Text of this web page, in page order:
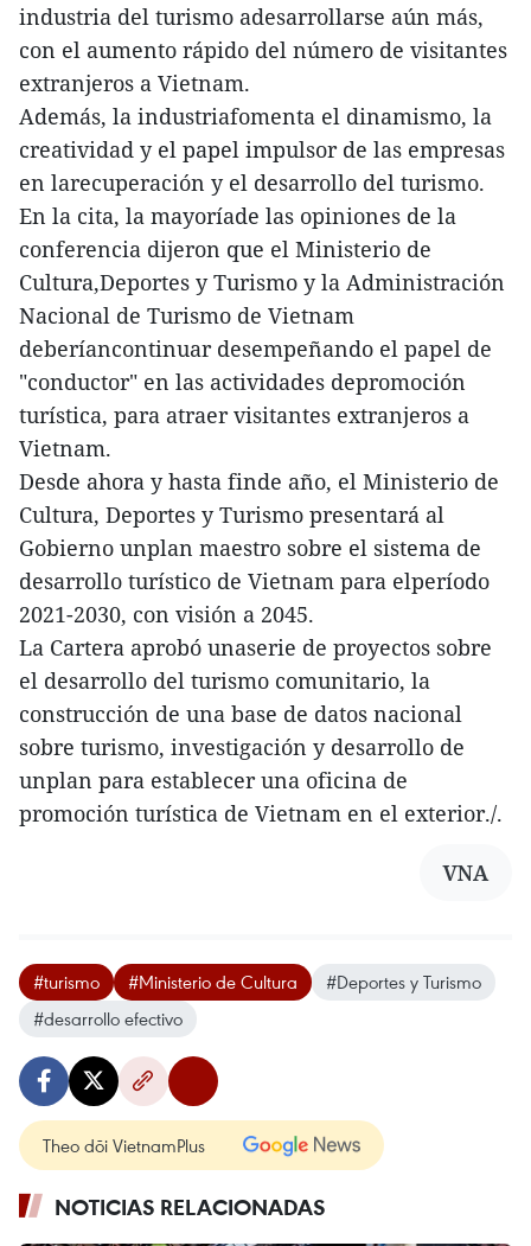
industria del turismo adesarrollarse aún más,
con el aumento rápido del número de visitantes
extranjeros a Vietnam.
Además, la industriafomenta el dinamismo, la
creatividad y el papel impulsor de las empresas
en larecuperación y el desarrollo del turismo.
En la cita, la mayoríade las opiniones de la
conferencia dijeron que el Ministerio de
Cultura,Deportes y Turismo y la Administración
Nacional de Turismo de Vietnam
deberíancontinuar desempeñando el papel de
"conductor" en las actividades depromoción
turística, para atraer visitantes extranjeros a
Vietnam.
Desde ahora y hasta finde año, el Ministerio de
Cultura, Deportes y Turismo presentará al
Gobierno unplan maestro sobre el sistema de
desarrollo turístico de Vietnam para elperíodo
2021-2030, con visión a 2045.
La Cartera aprobó unaserie de proyectos sobre
el desarrollo del turismo comunitario, la
construcción de una base de datos nacional
sobre turismo, investigación y desarrollo de
unplan para establecer una oficina de
promoción turística de Vietnam en el exterior./.
VNA
#turismo #Ministerio de Cultura
#Deportes y Turismo
#desarrollo efectivo
Theo dõi VietnamPlus
NOTICIAS RELACIONADAS